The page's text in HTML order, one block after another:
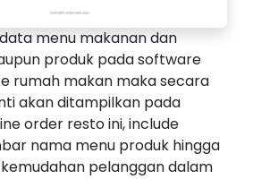
menu makanan dan
produk pada software
rumah makan maka secara
akan ditampilkan pada
order resto ini, include
nama menu produk hingga
pelanggan dalam